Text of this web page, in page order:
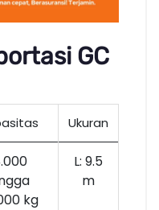
GC
Ukuran
kg
L: 9.5
m